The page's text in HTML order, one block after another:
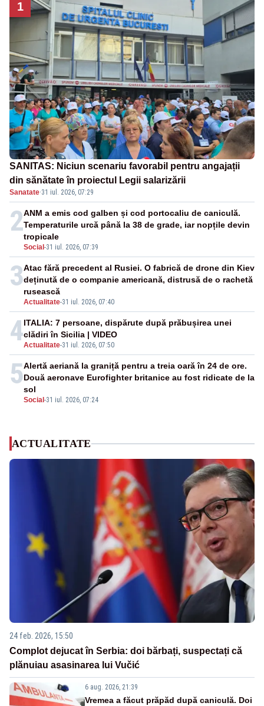
1
SANITAS: Niciun scenariu favorabil pentru angajații
din sănătate în proiectul Legii salarizării
Sanatate·31 iul. 2026, 07:29
2
Social -31 iul. 2026, 07:39
ANM a emis cod galben și cod portocaliu de caniculă.
Temperaturile urcă până la 38 de grade, iar nopțile devin
tropicale
3
Actualitate-31 iul. 2026, 07:40
Atac fără precedent al Rusiei. O fabrică de drone din Kiev
deținută de o companie americană, distrusă de o rachetă
rusească
4Actualitate-31 iul. 2026, 07:50
ITALIA: 7 persoane, dispărute după prăbușirea unei
clădiri în Sicilia | VIDEO
5
Social -31 iul. 2026, 07:24
Alertă aeriană la graniță pentru a treia oară în 24 de ore.
Două aeronave Eurofighter britanice au fost ridicate de la
sol
ACTUALITATE
24 feb. 2026, 15:50
Complot dejucat în Serbia: doi bărbați, suspectați că
plănuiau asasinarea lui Vučić
6 aug. 2026, 21:39
Vremea a făcut prăpăd după caniculă. Doi